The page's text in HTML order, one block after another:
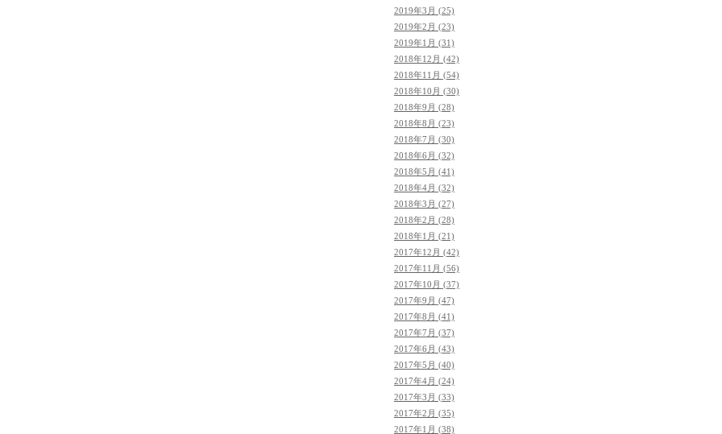
2019年3月 (25)
2019年2月 (23)
2019年1月 (31)
2018年12月 (42)
2018年11月 (54)
2018年10月 (30)
2018年9月 (28)
2018年8月 (23)
2018年7月 (30)
2018年6月 (32)
2018年5月 (41)
2018年4月 (32)
2018年3月 (27)
2018年2月 (28)
2018年1月 (21)
2017年12月 (42)
2017年11月 (56)
2017年10月 (37)
2017年9月 (47)
2017年8月 (41)
2017年7月 (37)
2017年6月 (43)
2017年5月 (40)
2017年4月 (24)
2017年3月 (33)
2017年2月 (35)
2017年1月 (38)